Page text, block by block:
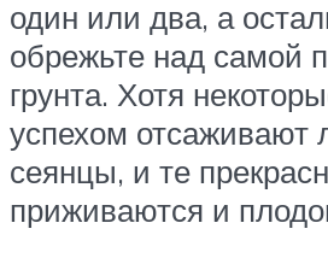
один или два, а
обрежьте над самой
грунта. Хотя
успехом отсаживают
сеянцы, и те
приживаются и